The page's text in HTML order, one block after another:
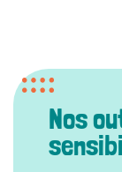
Nos